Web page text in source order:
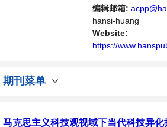
交流平台。
编辑邮箱:
hansi-huang
Website:
https://
期刊菜单
马克思主义科技观视域下当代科技异化